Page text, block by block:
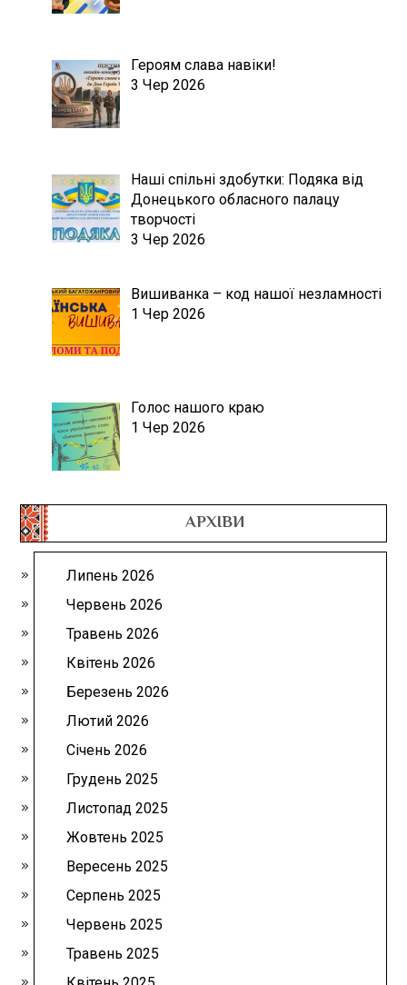
Героям слава навіки!
3 Чер 2026
Наші спільні здобутки: Подяка від
Донецького обласного палацу
творчості
3 Чер 2026
Вишиванка – код нашої незламності
1 Чер 2026
Голос нашого краю
1 Чер 2026
АРХІВИ
Липень 2026
Червень 2026
Травень 2026
Квітень 2026
Березень 2026
Лютий 2026
Січень 2026
Грудень 2025
Листопад 2025
Жовтень 2025
Вересень 2025
Серпень 2025
Червень 2025
Травень 2025